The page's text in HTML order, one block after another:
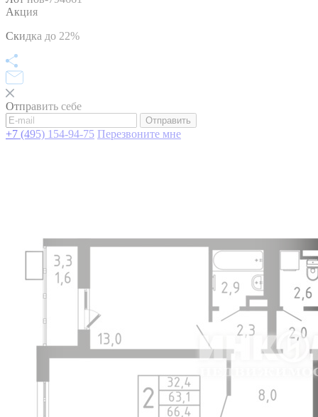
Акция
Скидка до 22%
Отправить себе
Отправить
+7 (495) 154-94-75 Перезвоните мне